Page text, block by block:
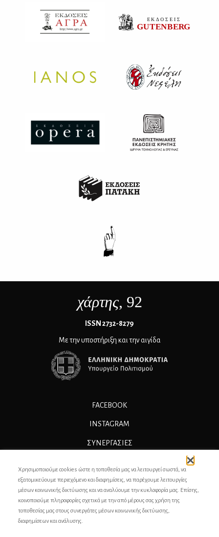
χάρτης, 92
ΙSSN 2732-8279
Με την υποστήριξη και την αιγίδα
FACEBOOK
INSTAGRAM
ΣΥΝΕΡΓΑΣΊΕΣ
ΕΠΙΚΟΙΝΩΝΙΑ
ΣΥΝΤΕΛΕΣΤΕΣ
Χρησιμοποιούμε cookies ώστε η τοποθεσία μας να λειτουργεί σωστά, να
εξατομικεύουμε περιεχόμενο και διαφημίσεις, να παρέχουμε λειτουργίες
μέσων κοινωνικής δικτύωσης και να αναλύουμε την κυκλοφορία μας. Επίσης,
κοινοποιούμε πληροφορίες σχετικά με την από μέρους σας χρήση της
τοποθεσίας μας στους συνεργάτες μέσων κοινωνικής δικτύωσης,
διαφημίσεων και ανάλυσης.